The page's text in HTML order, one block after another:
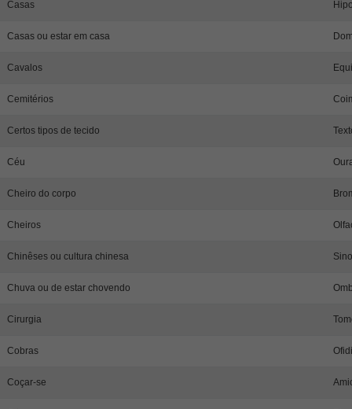
Casas
Casas ou estar em casa
Cavalos
Cemitérios
Certos tipos de tecido
Céu
Cheiro do corpo
Cheiros
Chinêses ou cultura chinesa
Chuva ou de estar chovendo
Cirurgia
Cobras
Coçar-se